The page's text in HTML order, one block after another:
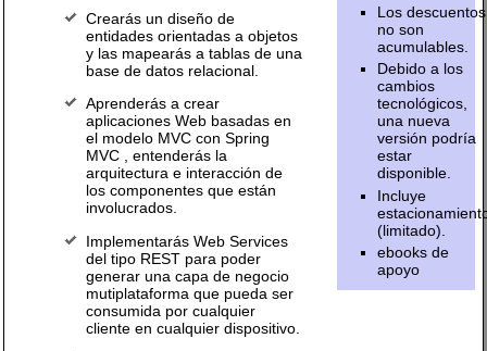
Crearás un diseño de
entidades orientadas a objetos
y las mapearás a tablas de una
base de datos relacional.
Aprenderás a crear
aplicaciones Web basadas en
el modelo MVC con Spring
MVC , entenderás la
arquitectura e interacción de
los componentes que están
involucrados.
Implementarás Web Services
del tipo REST para poder
generar una capa de negocio
mutiplataforma que pueda ser
consumida por cualquier
cliente en cualquier dispositivo.
Los descuentos
no son
acumulables.
Debido a los
cambios
tecnológicos,
una nueva
versión podría
estar
disponible.
Incluye
(limitado).
ebooks de
apoyo